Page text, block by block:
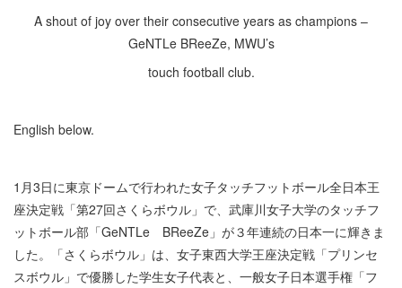
A shout of joy over their consecutive years as champions –
GeNTLe BReeZe, MWU’s
touch football club.
English below.
1月3日に東京ドームで行われた女子タッチフットボール全日本王
座決定戦「第27回さくらボウル」で、武庫川女子大学のタッチフ
ットボール部「GeNTLe BReeZe」が３年連続の日本一に輝きま
した。「さくらボウル」は、女子東西大学王座決定戦「プリンセ
スボウル」で優勝した学生女子代表と、一般女子日本選手権「フ